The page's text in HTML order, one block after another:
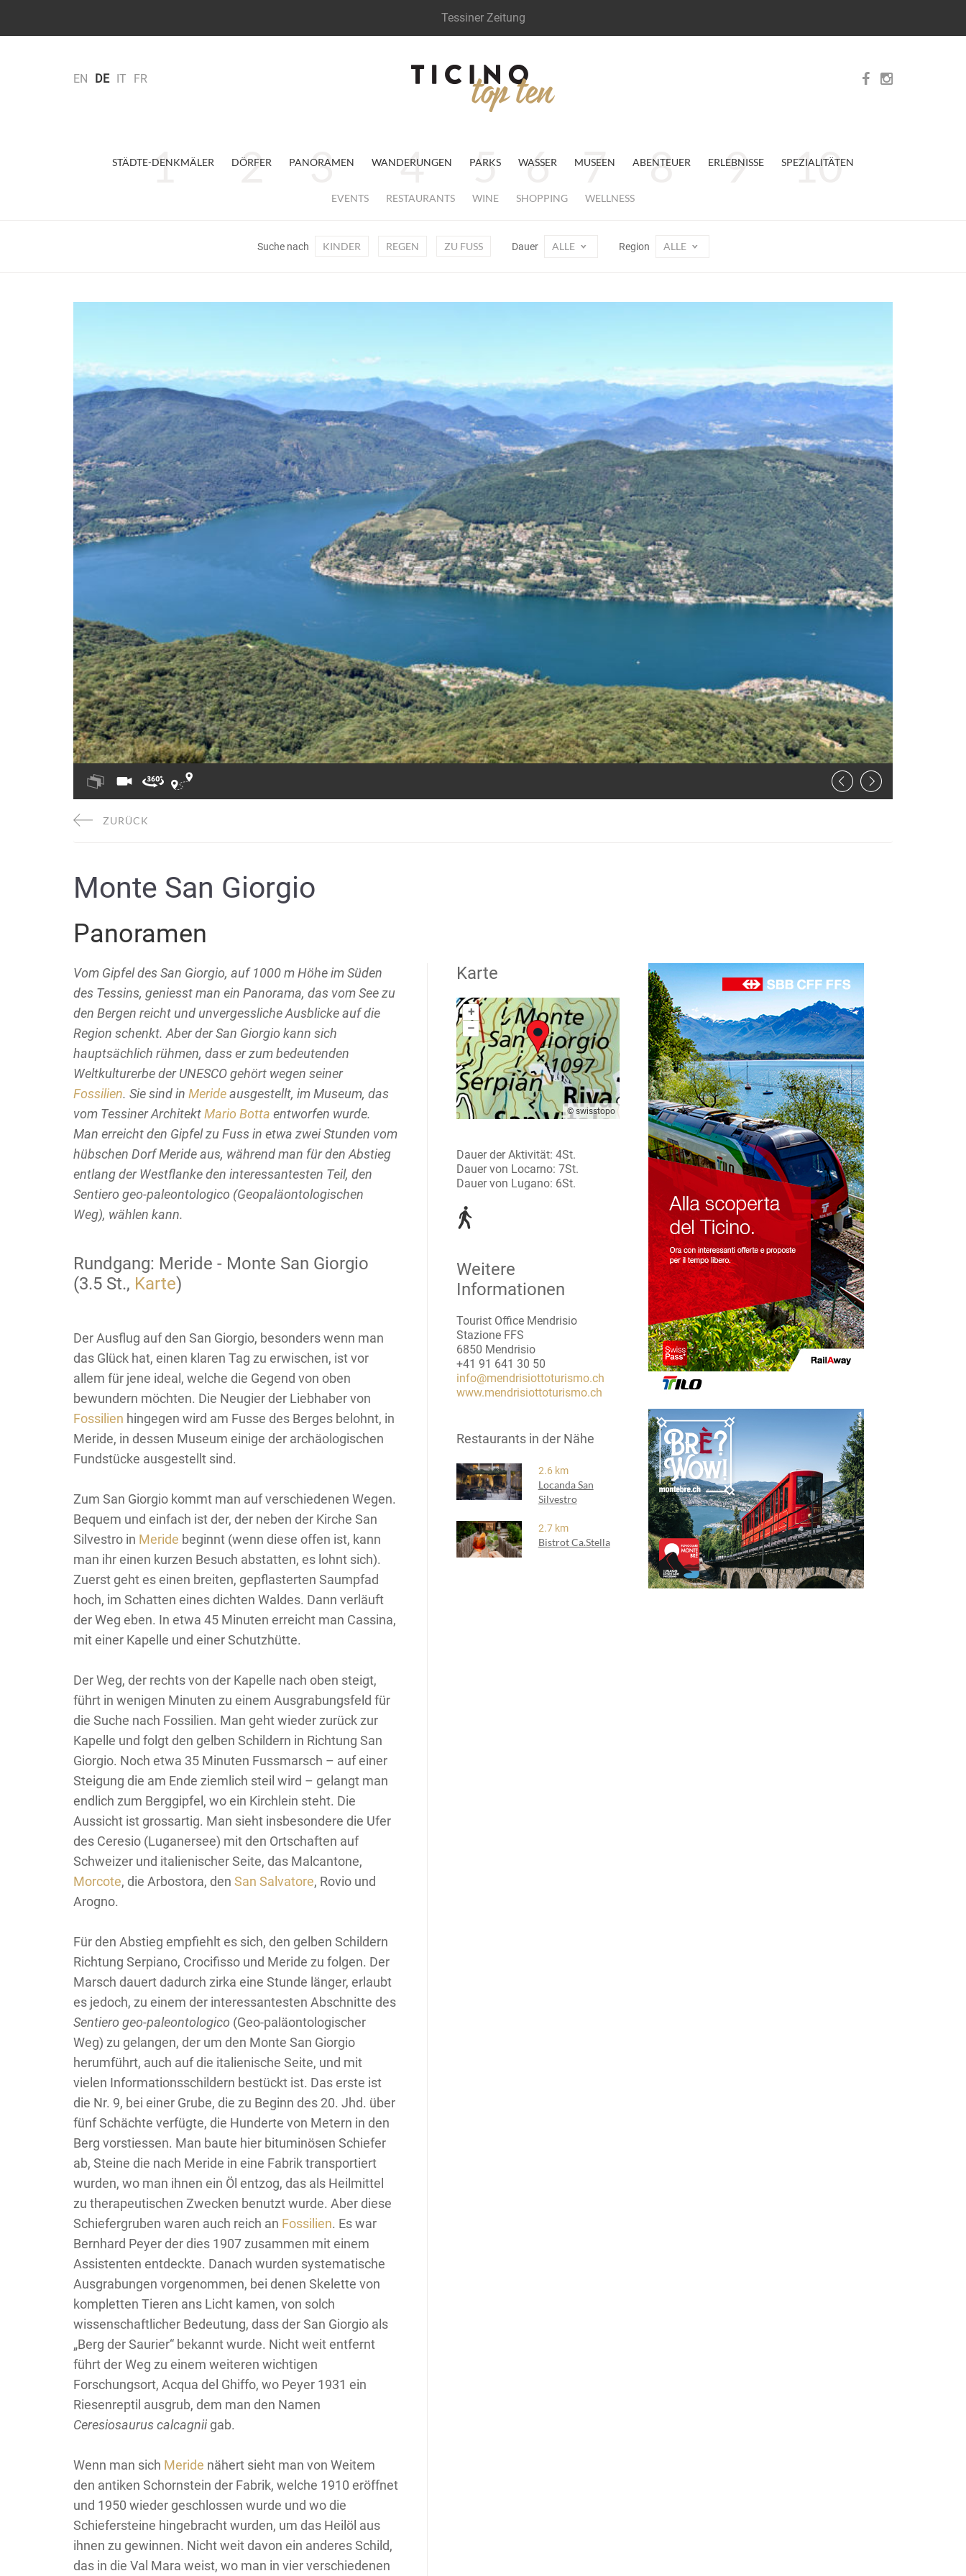
Tessiner Zeitung
EN DE IT FR
STÄDTE-DENKMÄLER DÖRFER PANORAMEN WANDERUNGEN PARKS WASSER MUSEEN ABENTEUER ERLEBNISSE SPEZIALITÄTEN
EVENTS RESTAURANTS WINE SHOPPING WELLNESS
Suche nach KINDER REGEN ZU FUSS Dauer ALLE Region ALLE
ZURÜCK
Monte San Giorgio
Panoramen
Vom Gipfel des San Giorgio, auf 1000 m Höhe im Süden
des Tessins, geniesst man ein Panorama, das vom See zu
den Bergen reicht und unvergessliche Ausblicke auf die
Region schenkt. Aber der San Giorgio kann sich
hauptsächlich rühmen, dass er zum bedeutenden
Weltkulturerbe der UNESCO gehört wegen seiner
Fossilien. Sie sind in Merideausgestellt, im Museum, das
vom Tessiner ArchitektMario Botta entworfen wurde.
Man erreicht den Gipfel zu Fuss in etwa zwei Stunden vom
hübschen Dorf Meride aus, während man für den Abstieg
entlang der Westflanke den interessantesten Teil, den
Sentiero geo-paleontologico (Geopaläontologischen
Weg), wählen kann.
Rundgang: Meride - Monte San Giorgio
(3.5 St., Karte)
Der Ausflug auf den San Giorgio, besonders wenn man
das Glück hat, einen klaren Tag zu erwischen, ist vor
allem für jene ideal, welche die Gegend von oben
bewundern möchten. Die Neugier der Liebhaber von
Fossilien hingegen wird am Fusse des Berges belohnt, in
Meride, in dessen Museum einige der archäologischen
Fundstücke ausgestellt sind.
Zum San Giorgio kommt man auf verschiedenen Wegen.
Bequem und einfach ist der, der neben der Kirche San
Silvestro in Meride beginnt (wenn diese offen ist, kann
man ihr einen kurzen Besuch abstatten, es lohnt sich).
Zuerst geht es einen breiten, gepflasterten Saumpfad
hoch, im Schatten eines dichten Waldes. Dann verläuft
der Weg eben. In etwa 45 Minuten erreicht man Cassina,
mit einer Kapelle und einer Schutzhütte.
Der Weg, der rechts von der Kapelle nach oben steigt,
führt in wenigen Minuten zu einem Ausgrabungsfeld für
die Suche nach Fossilien. Man geht wieder zurück zur
Kapelle und folgt den gelben Schildern in Richtung San
Giorgio. Noch etwa 35 Minuten Fussmarsch – auf einer
Steigung die am Ende ziemlich steil wird – gelangt man
endlich zum Berggipfel, wo ein Kirchlein steht. Die
Aussicht ist grossartig. Man sieht insbesondere die Ufer
des Ceresio (Luganersee) mit den Ortschaften auf
Schweizer und italienischer Seite, das Malcantone,
Morcote, die Arbostora, den San Salvatore, Rovio und
Arogno.
Für den Abstieg empfiehlt es sich, den gelben Schildern
Richtung Serpiano, Crocifisso und Meride zu folgen. Der
Marsch dauert dadurch zirka eine Stunde länger, erlaubt
es jedoch, zu einem der interessantesten Abschnitte des
Sentiero geo-paleontologico (Geo-paläontologischer
Weg) zu gelangen, der um den Monte San Giorgio
herumführt, auch auf die italienische Seite, und mit
vielen Informationsschildern bestückt ist. Das erste ist
die Nr. 9, bei einer Grube, die zu Beginn des 20. Jhd. über
fünf Schächte verfügte, die Hunderte von Metern in den
Berg vorstiessen. Man baute hier bituminösen Schiefer
ab, Steine die nach Meride in eine Fabrik transportiert
wurden, wo man ihnen ein Öl entzog, das als Heilmittel
zu therapeutischen Zwecken benutzt wurde. Aber diese
Schiefergruben waren auch reich an Fossilien. Es war
Bernhard Peyer der dies 1907 zusammen mit einem
Assistenten entdeckte. Danach wurden systematische
Ausgrabungen vorgenommen, bei denen Skelette von
kompletten Tieren ans Licht kamen, von solch
wissenschaftlicher Bedeutung, dass der San Giorgio als
„Berg der Saurier“ bekannt wurde. Nicht weit entfernt
führt der Weg zu einem weiteren wichtigen
Forschungsort, Acqua del Ghiffo, wo Peyer 1931 ein
Riesenreptil ausgrub, dem man den Namen
Ceresiosaurus calcagnii gab.
Wenn man sich Meride nähert sieht man von Weitem
den antiken Schornstein der Fabrik, welche 1910 eröffnet
und 1950 wieder geschlossen wurde und wo die
Schiefersteine hingebracht wurden, um das Heilöl aus
ihnen zu gewinnen. Nicht weit davon ein anderes Schild,
das in die Val Mara weist, wo man in vier verschiedenen
Karte
+
–
© swisstopo
Dauer der Aktivität: 4St.
Dauer von Locarno: 7St.
Dauer von Lugano: 6St.
Weitere
Informationen
Tourist Office Mendrisio
Stazione FFS
6850 Mendrisio
+41 91 641 30 50
info@mendrisiottoturismo.ch
www.mendrisiottoturismo.ch
Restaurants in der Nähe
2.6 km
Locanda San
Silvestro
2.7 km
Bistrot Ca.Stella